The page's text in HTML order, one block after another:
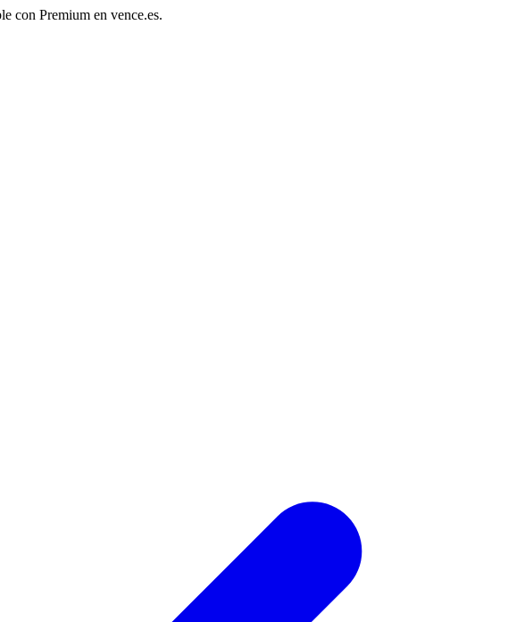
con Premium en vence.es.